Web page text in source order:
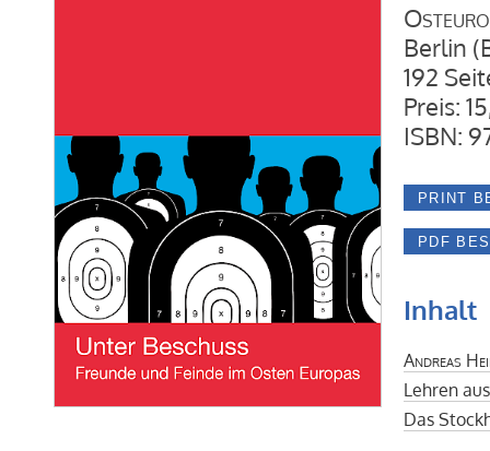
Berlin
192
Preis:
ISBN:
Inhalt
Andreas
Lehren
Das